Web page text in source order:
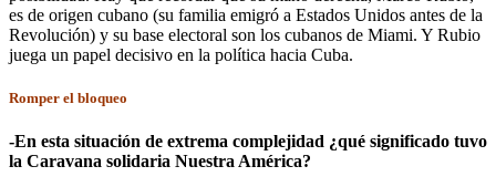
es de origen cubano (su familia emigró a Estados Unidos antes de la
Revolución) y su base electoral son los cubanos de Miami. Y Rubio
juega un papel decisivo en la política hacia Cuba.
Romper el bloqueo
-En esta situación de extrema complejidad ¿qué significado tuvo
la Caravana solidaria Nuestra América?